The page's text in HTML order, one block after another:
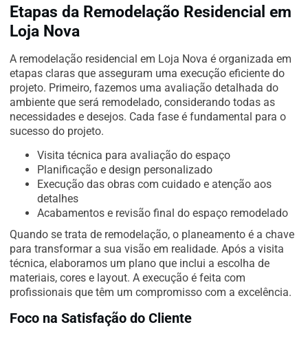
Etapas da Remodelação Residencial em
Loja Nova
A remodelação residencial em Loja Nova é organizada em
etapas claras que asseguram uma execução eficiente do
projeto. Primeiro, fazemos uma avaliação detalhada do
ambiente que será remodelado, considerando todas as
necessidades e desejos. Cada fase é fundamental para o
sucesso do projeto.
Visita técnica para avaliação do espaço
Planificação e design personalizado
Execução das obras com cuidado e atenção aos
detalhes
Acabamentos e revisão final do espaço remodelado
Quando se trata de remodelação, o planeamento é a chave
para transformar a sua visão em realidade. Após a visita
técnica, elaboramos um plano que inclui a escolha de
materiais, cores e layout. A execução é feita com
profissionais que têm um compromisso com a excelência.
Foco na Satisfação do Cliente